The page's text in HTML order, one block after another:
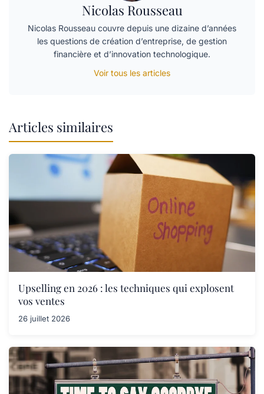
Nicolas Rousseau
Nicolas Rousseau couvre depuis une dizaine d’années
les questions de création d’entreprise, de gestion
financière et d’innovation technologique.
Voir tous les articles
Articles similaires
Upselling en 2026 : les techniques qui explosent
vos ventes
26 juillet 2026